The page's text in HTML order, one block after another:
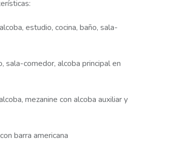
estudio, cocina, baño, sala-
sala-comedor, alcoba principal en
mezanine con alcoba auxiliar y
barra americana